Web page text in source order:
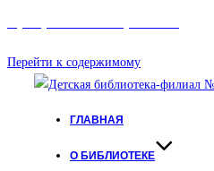
Перейти к содержимому
ГЛАВНАЯ
О БИБЛИОТЕКЕ